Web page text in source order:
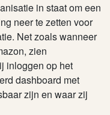
in staat om een
neer te zetten voor
Net zoals wanneer
zien
inloggen op het
dashboard met
zijn en waar zij